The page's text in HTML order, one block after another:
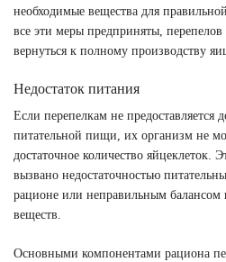
необходимые вещества для
все эти меры предприняты,
вернуться к полному производству
Недостаток питания
Если перепелкам не предоставляется
питательной пищи, их организм не
достаточное количество яйцеклеток.
вызвано недостаточностью
рационе или неправильным балансом
веществ.
Основными компонентами рациона